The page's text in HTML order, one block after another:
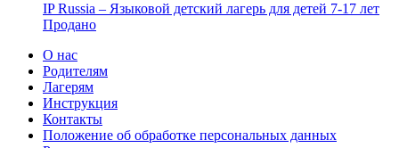
IP Russia – Языковой детский лагерь для детей 7-17 лет
Продано
О нас
Родителям
Лагерям
Инструкция
Контакты
Положение об обработке персональных данных